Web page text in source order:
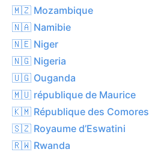
🇲🇿 Mozambique
🇳🇦 Namibie
🇳🇪 Niger
🇳🇬 Nigeria
🇺🇬 Ouganda
🇲🇺 république de Maurice
🇰🇲 République des Comores
🇸🇿 Royaume d’Eswatini
🇷🇼 Rwanda